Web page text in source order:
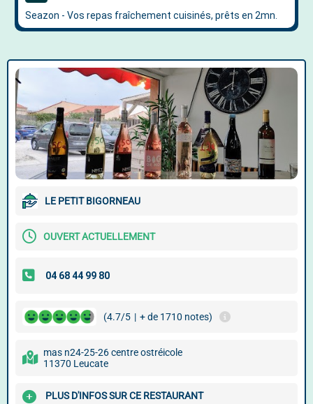
LE PETIT BIGORNEAU
OUVERT ACTUELLEMENT
(4.7/5 | + de 1710 notes)
mas n24-25-26 centre ostréicole
11370 Leucate
PLUS D'INFOS SUR CE RESTAURANT